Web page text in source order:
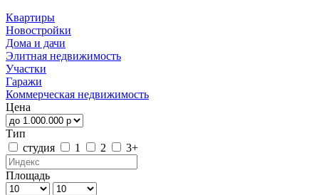
Квартиры
Новостройки
Дома и дачи
Элитная недвижимость
Участки
Гаражи
Коммерческая недвижимость
Цена
Тип
студия
1 2 3+
Площадь